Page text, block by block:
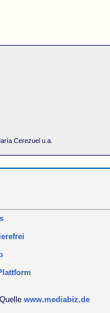
Cerezuel u.a.
www.mediabiz.de